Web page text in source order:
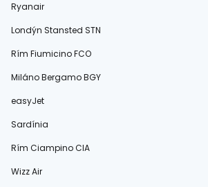
Ryanair
Londýn Stansted STN
Rím Fiumicino FCO
Miláno Bergamo BGY
easyJet
Sardínia
Rím Ciampino CIA
Wizz Air